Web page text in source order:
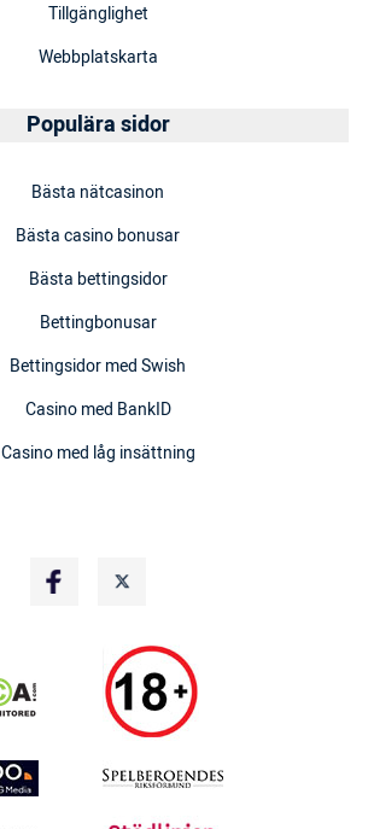
Tillgänglighet
Webbplatskarta
Populära sidor
Bästa nätcasinon
Bästa casino bonusar
Bästa bettingsidor
Bettingbonusar
Bettingsidor med Swish
Casino med BankID
Casino med låg insättning